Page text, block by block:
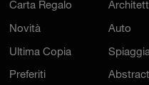
Carta Regalo
Novità
Ultima Copia
Preferiti
Auto
Abstract